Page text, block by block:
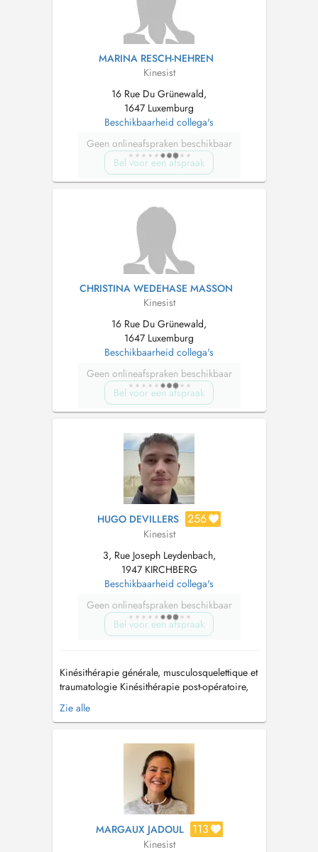
MARINA RESCH-NEHREN
Kinesist
16 Rue Du Grünewald,
1647 Luxemburg
Beschikbaarheid collega's
Geen onlineafspraken beschikbaar
Bel voor een afspraak
CHRISTINA WEDEHASE MASSON
Kinesist
16 Rue Du Grünewald,
1647 Luxemburg
Beschikbaarheid collega's
Geen onlineafspraken beschikbaar
Bel voor een afspraak
HUGO DEVILLERS 256
Kinesist
3, Rue Joseph Leydenbach,
1947 KIRCHBERG
Beschikbaarheid collega's
Geen onlineafspraken beschikbaar
Bel voor een afspraak
Kinésithérapie générale, musculosquelettique et
traumatologie Kinésithérapie post-opératoire,
articulation temporo-mandibulaire et drainage
lymphatique Kiné de la main Préparation
performances, prévention des blessures et
Zie alle
MARGAUX JADOUL 113
Kinesist